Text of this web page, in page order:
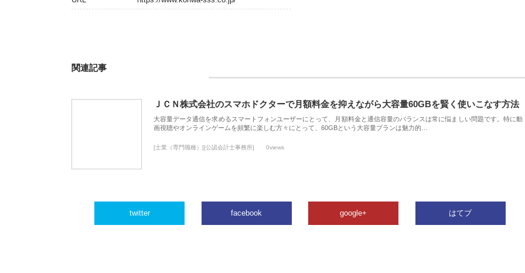
関連記事
ＪＣＮ株式会社のスマホドクターで月額料金を抑えながら大容量60GBを賢く使いこなす方法
大容量データ通信を求めるスマートフォンユーザーにとって、月額料金と通信容量のバランスは常に悩ましい問題です。特に動
画視聴やオンラインゲームを頻繁に楽しむ方々にとって、60GBという大容量プランは魅力的…
[士業（専門職種）][公認会計士事務所] 0views
twitter facebook google+ はてブ